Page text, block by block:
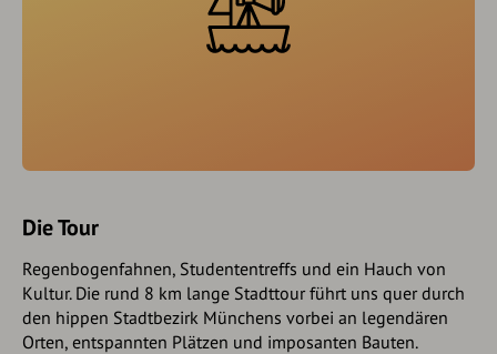
Die Tour
Regenbogenfahnen, Studententreffs und ein Hauch von
Kultur. Die rund 8 km lange Stadttour führt uns quer durch
den hippen Stadtbezirk Münchens vorbei an legendären
Orten, entspannten Plätzen und imposanten Bauten.